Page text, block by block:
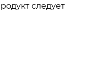
следует